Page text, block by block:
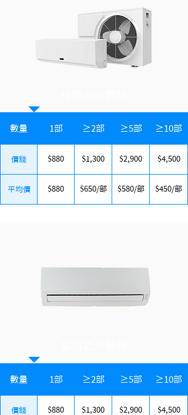
數量 1部 ≥2部 ≥5部 ≥10部
價錢 $880 $1,300 $2,900 $4,500
平均價 $880 $650/部 $580/部 $450/部
數量 1部 ≥2部 ≥5部 ≥10部
價錢 $880 $1,300 $2,900 $4,500